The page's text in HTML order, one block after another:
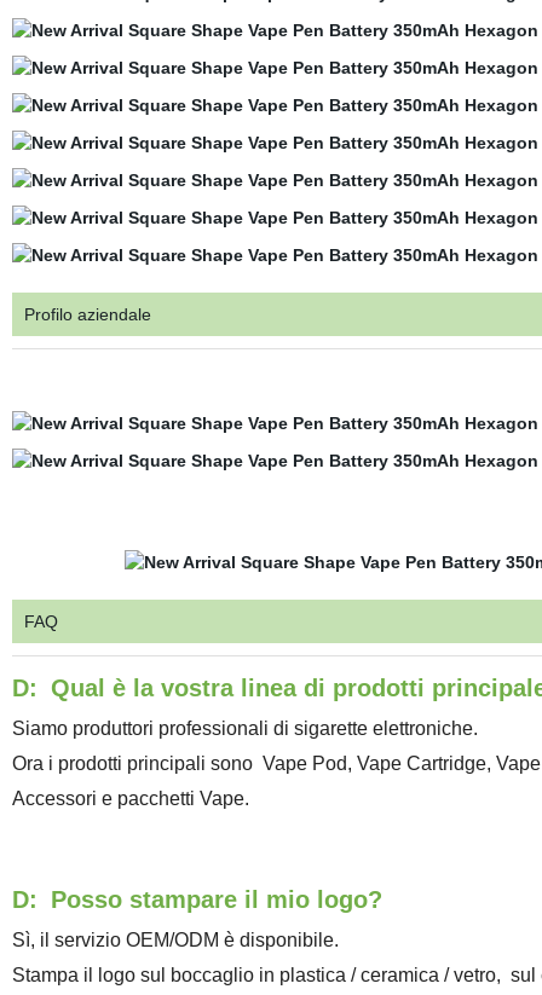
Profilo aziendale
FAQ
D: Qual è la vostra linea di prodotti
Siamo produttori professionali di sigarette elettroniche.
Ora i prodotti principali sono Vape Pod, Vape Cartridge,
Accessori e pacchetti Vape.
D: Posso stampare il mio logo?
Sì, il servizio OEM/ODM è disponibile.
Stampa il logo sul boccaglio in plastica / ceramica / vetro, sul